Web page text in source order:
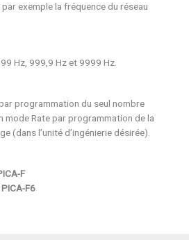
exemple la fréquence du réseau
Hz, 999,9 Hz et 9999 Hz.
programmation du seul nombre
mode Rate par programmation de la
(dans l’unité d’ingénierie désirée).
F
PICA-F6